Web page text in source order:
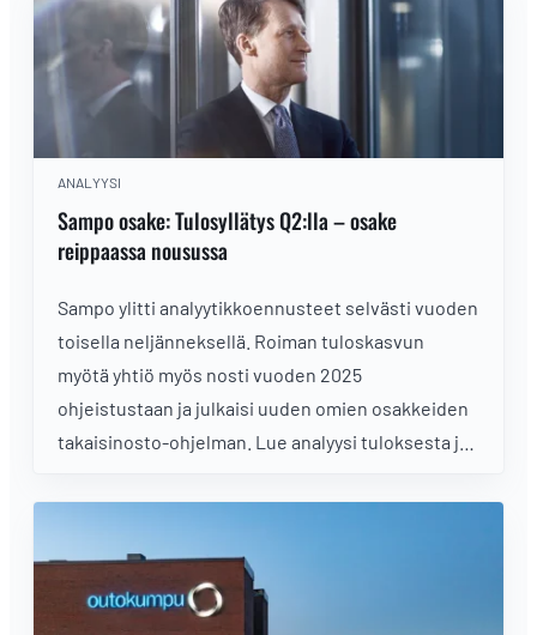
huippua momentin ja parantuneen ohjeistuksen
siivittämänä. Miltä Sampo näyttää fundamenttien
ja teknisen analyysin valossa?
ANALYYSI
Sampo osake: Tulosyllätys Q2:lla – osake
reippaassa nousussa
Sampo ylitti analyytikkoennusteet selvästi vuoden
toisella neljänneksellä. Roiman tuloskasvun
myötä yhtiö myös nosti vuoden 2025
ohjeistustaan ja julkaisi uuden omien osakkeiden
takaisinosto-ohjelman. Lue analyysi tuloksesta ja